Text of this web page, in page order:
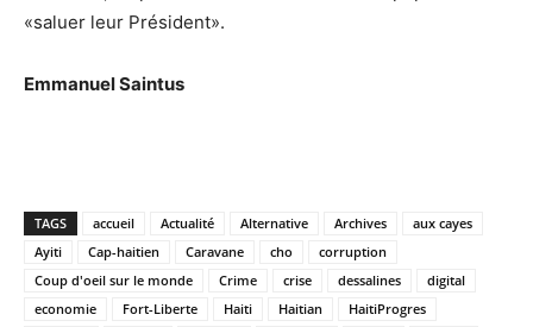
«saluer leur Président».
Emmanuel Saintus
TAGS accueil Actualité Alternative Archives
aux cayes
Ayiti
Cap-haitien Caravane cho
corruption
Coup d'oeil sur le monde
Crime crise dessalines
digital
economie
Fort-Liberte Haiti Haitian
HaitiProgres